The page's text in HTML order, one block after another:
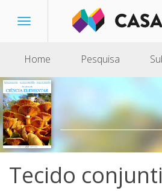
Toggle
Home Pesquisa
Tecido